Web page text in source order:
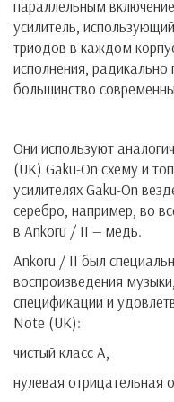
параллельным
усилитель,
триодов в каждом
исполнения,
большинство
Они используют
(UK) Gaku-On схему и
усилителях Gaku-On
серебро, например, во
в Ankoru / II — медь.
Ankoru / II был
воспроизведения
спецификации и
Note (UK):
чистый класс А,
нулевая отрицательная